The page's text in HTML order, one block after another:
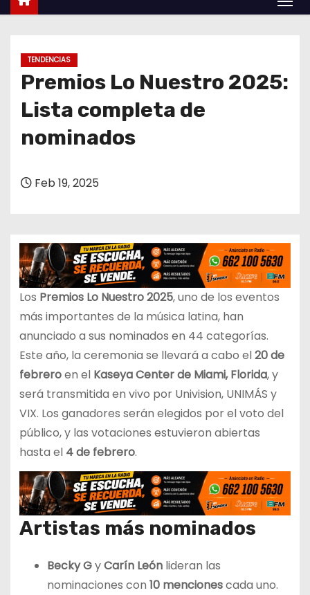
TENDENCIAS
Premios Lo Nuestro 2025:
Lista completa de
nominados
Feb 19, 2025
Los Premios Lo Nuestro 2025, uno de los eventos
más importantes de la música latina, han
anunciado a sus nominados en 44 categorías.
Este año, la ceremonia se llevará a cabo el20 de
febreroen el Kaseya Center de Miami, Florida, y
será transmitida en vivo por Univision, UNIMÁS y
VIX. Los ganadores serán elegidos por el voto del
público, y las votaciones estuvieron abiertas
hasta el 4 de febrero.
Artistas más nominados
Becky GyCarín Leónlideran las
nominaciones con 10 mencionescada uno.